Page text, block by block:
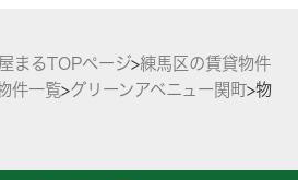
まるTOPページ>練馬区の賃貸物件
件一覧>グリーンアベニュー関町>物